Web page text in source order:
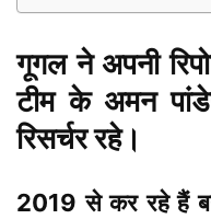
गूगल ने अपनी
टीम के अमन
रिसर्चर रहे।
2019 से कर रहे हैं